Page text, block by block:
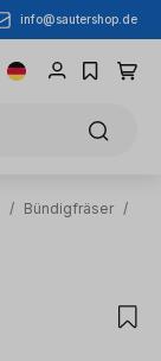
info@sautershop.de
/ Bündigfräser /